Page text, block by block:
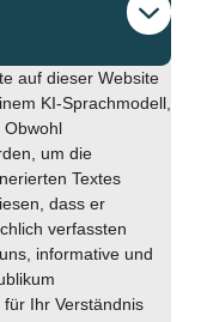
auf dieser Website
KI-Sprachmodell,
Obwohl
um die
Textes
dass er
verfassten
informative und
Ihr Verständnis